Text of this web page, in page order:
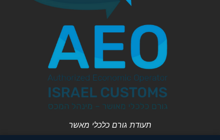
תעודת גורם כלכלי מאשר